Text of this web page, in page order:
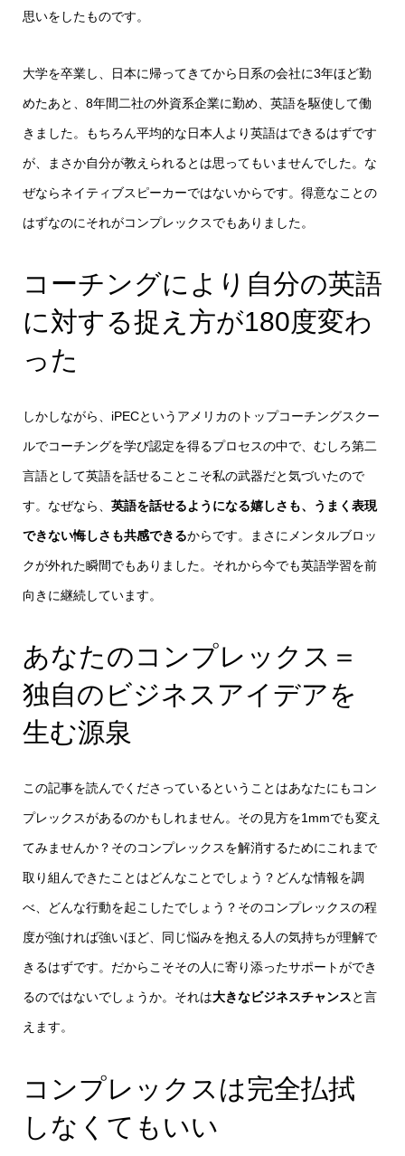
思いをしたものです。
大学を卒業し、日本に帰ってきてから日系の会社に3年ほど勤
めたあと、8年間二社の外資系企業に勤め、英語を駆使して働
きました。もちろん平均的な日本人より英語はできるはずです
が、まさか自分が教えられるとは思ってもいませんでした。な
ぜならネイティブスピーカーではないからです。得意なことの
はずなのにそれがコンプレックスでもありました。
コーチングにより自分の英語
に対する捉え方が180度変わ
った
しかしながら、iPECというアメリカのトップコーチングスクー
ルでコーチングを学び認定を得るプロセスの中で、むしろ第二
言語として英語を話せることこそ私の武器だと気づいたので
す。なぜなら、 英語を話せるようになる嬉しさも、うまく表現
できない悔しさも共感できるからです。まさにメンタルブロッ
クが外れた瞬間でもありました。それから今でも英語学習を前
向きに継続しています。
あなたのコンプレックス＝
独自のビジネスアイデアを
生む源泉
この記事を読んでくださっているということはあなたにもコン
プレックスがあるのかもしれません。その見方を1mmでも変え
てみませんか？そのコンプレックスを解消するためにこれまで
取り組んできたことはどんなことでしょう？どんな情報を調
べ、どんな行動を起こしたでしょう？そのコンプレックスの程
度が強ければ強いほど、同じ悩みを抱える人の気持ちが理解で
きるはずです。だからこそその人に寄り添ったサポートができ
るのではないでしょうか。それは大きなビジネスチャンスと言
えます。
コンプレックスは完全払拭
しなくてもいい